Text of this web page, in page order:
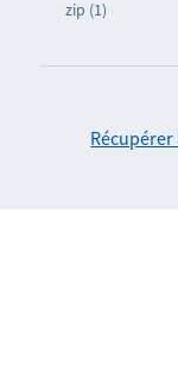
zip (1)
Récupérer